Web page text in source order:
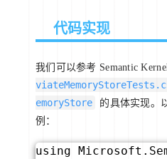
代码实现
我们可以参考 Semantic
emoryStore
的具体实现。
例：
using